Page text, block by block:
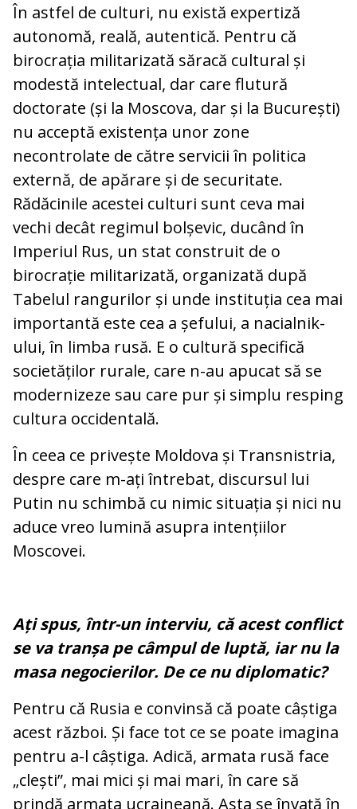
În astfel de culturi, nu există expertiză
autonomă, reală, autentică. Pentru că
birocrația militarizată săracă cultural și
modestă intelectual, dar care flutură
doctorate (și la Moscova, dar și la București)
nu acceptă existența unor zone
necontrolate de către servicii în politica
externă, de apărare și de securitate.
Rădăcinile acestei culturi sunt ceva mai
vechi decât regimul bolșevic, ducând în
Imperiul Rus, un stat construit de o
birocrație militarizată, organizată după
Tabelul rangurilor și unde instituția cea mai
importantă este cea a șefului, a nacialnik-
ului, în limba rusă. E o cultură specifică
societăților rurale, care n-au apucat să se
modernizeze sau care pur și simplu resping
cultura occidentală.
În ceea ce privește Moldova și Transnistria,
despre care m-ați întrebat, discursul lui
Putin nu schimbă cu nimic situația și nici nu
aduce vreo lumină asupra intențiilor
Moscovei.
Ați spus, într-un interviu, că acest conflict
se va tranșa pe câmpul de luptă, iar nu la
masa negocierilor. De ce nu diplomatic?
Pentru că Rusia e convinsă că poate câștiga
acest război. Și face tot ce se poate imagina
pentru a-l câștiga. Adică, armata rusă face
„clești”, mai mici și mai mari, în care să
prindă armata ucraineană. Asta se învață în